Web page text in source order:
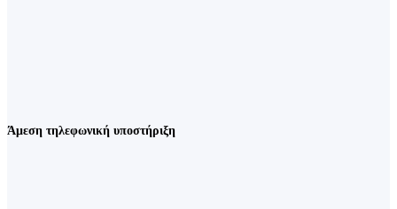
Άμεση τηλεφωνική υποστήριξη